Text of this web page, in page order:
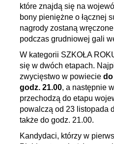
które znajdą się na
bony pieniężne o łącznej
nagrody zostaną
podczas grudniowej gali
W kategorii SZKOŁA
się w dwóch etapach.
zwycięstwo w powiecie do
godz. 21.00, a następnie
przechodzą do etapu
powalczą od 23 listopada
także do godz. 21.00.
Kandydaci, którzy w